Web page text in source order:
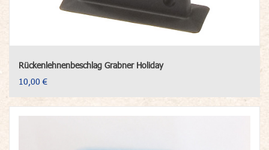
Rückenlehnenbeschlag Grabner Holiday
10,00 €